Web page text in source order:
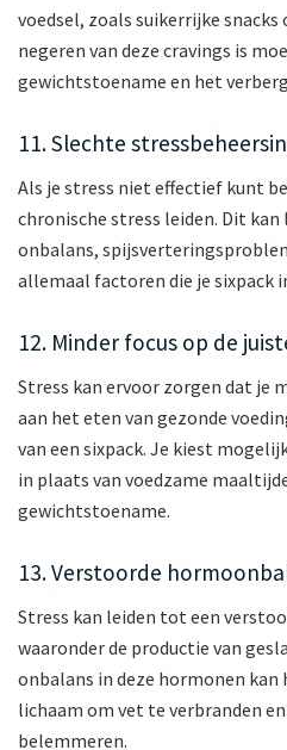
voedsel, zoals suikerrijke
negeren van deze cravings is
gewichtstoename en het
11. Slechte
Als je stress niet effectief kunt
chronische stress leiden. Dit
onbalans,
allemaal factoren die je sixpack
12. Minder focus op de
Stress kan ervoor zorgen dat je
aan het eten van gezonde
van een sixpack. Je kiest
in plaats van voedzame
gewichtstoename.
13. Verstoorde
Stress kan leiden tot een
waaronder de productie van
onbalans in deze hormonen kan
lichaam om vet te verbranden
belemmeren.